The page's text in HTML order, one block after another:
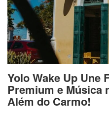
Yolo Wake Up Une
Premium e Música
Além do Carmo!